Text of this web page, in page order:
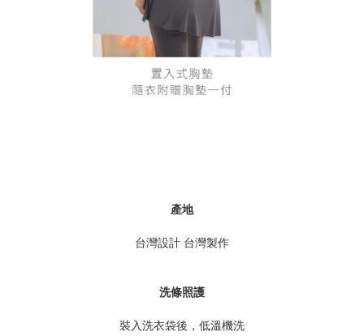
產地
台灣設計 台灣製作
洗條照護
裝入洗衣袋後，低溫機洗